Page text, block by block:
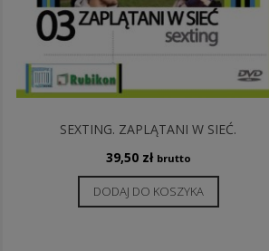
SEXTING. ZAPLĄTANI W SIEĆ.
39,50 zł brutto
DODAJ DO KOSZYKA